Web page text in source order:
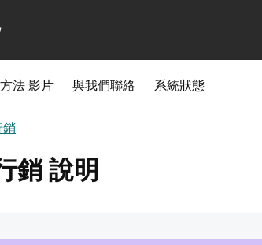
方法 影片 與我們聯絡 系統狀態
銷
銷 說明